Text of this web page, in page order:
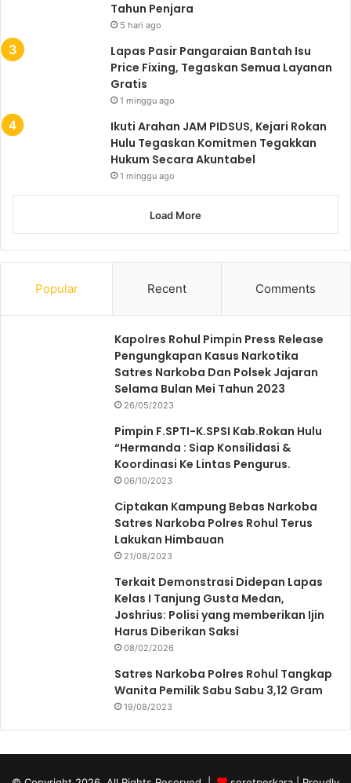
Tahun Penjara
5 hari ago
Lapas Pasir Pangaraian Bantah Isu
Price Fixing, Tegaskan Semua Layanan
Gratis
1 minggu ago
Ikuti Arahan JAM PIDSUS, Kejari Rokan
Hulu Tegaskan Komitmen Tegakkan
Hukum Secara Akuntabel
1 minggu ago
Load More
Popular Recent Comments
Kapolres Rohul Pimpin Press Release
Pengungkapan Kasus Narkotika
Satres Narkoba Dan Polsek Jajaran
Selama Bulan Mei Tahun 2023
26/05/2023
Pimpin F.SPTI-K.SPSI Kab.Rokan Hulu
“Hermanda : Siap Konsilidasi &
Koordinasi Ke Lintas Pengurus.
06/10/2023
Ciptakan Kampung Bebas Narkoba
Satres Narkoba Polres Rohul Terus
Lakukan Himbauan
21/08/2023
Terkait Demonstrasi Didepan Lapas
Kelas I Tanjung Gusta Medan,
Joshrius: Polisi yang memberikan Ijin
Harus Diberikan Saksi
08/02/2026
Satres Narkoba Polres Rohul Tangkap
Wanita Pemilik Sabu Sabu 3,12 Gram
19/08/2023